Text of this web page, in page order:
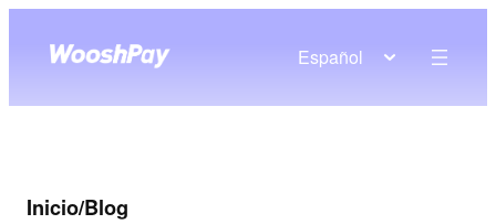
Español
Inicio/Blog